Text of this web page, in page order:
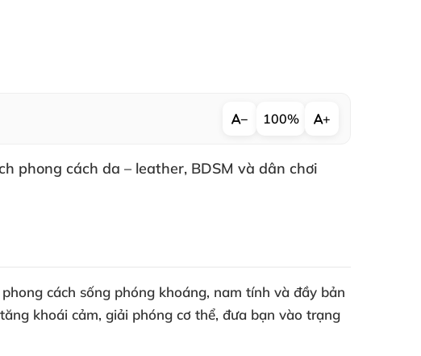
− 100% +
phong cách da – leather, BDSM và dân chơi
cách sống phóng khoáng, nam tính và đầy bản
khoái cảm, giải phóng cơ thể, đưa bạn vào trạng